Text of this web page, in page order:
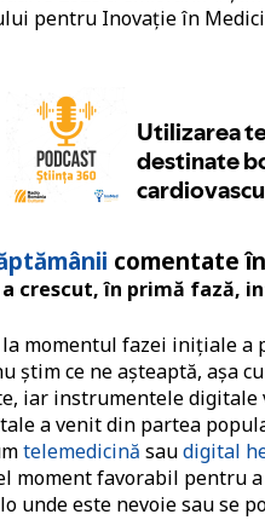
pentru Inovație în
comentate
a crescut, în primă fază,
momentul fazei inițiale
știm ce ne așteaptă, așa
iar instrumentele digitale
a venit din partea
telemedicină saudigital
moment favorabil
unde este nevoie sau se